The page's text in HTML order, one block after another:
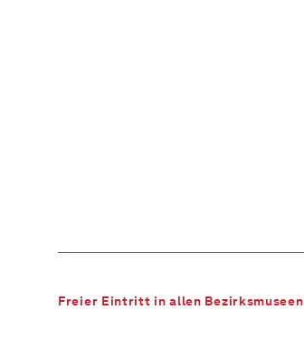
Freier Eintritt in allen Bezirksmuseen